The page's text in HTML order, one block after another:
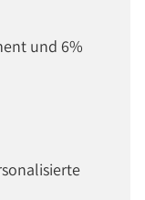
und 6%